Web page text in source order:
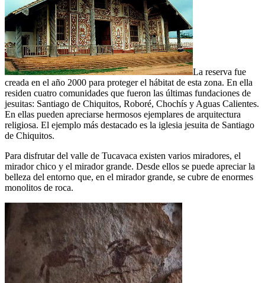
La reserva fue
creada en el año 2000 para proteger el hábitat de esta zona. En ella
residen cuatro comunidades que fueron las últimas fundaciones de
jesuitas: Santiago de Chiquitos, Roboré, Chochís y Aguas Calientes.
En ellas pueden apreciarse hermosos ejemplares de arquitectura
religiosa. El ejemplo más destacado es la iglesia jesuita de Santiago
de Chiquitos.
Para disfrutar del valle de Tucavaca existen varios miradores, el
mirador chico y el mirador grande. Desde ellos se puede apreciar la
belleza del entorno que, en el mirador grande, se cubre de enormes
monolitos de roca.